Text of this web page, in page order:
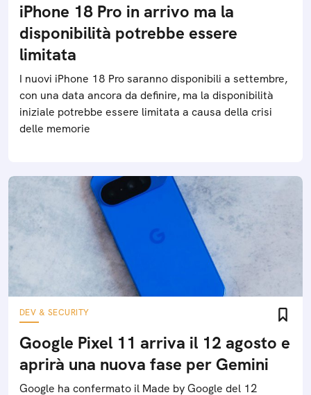
iPhone 18 Pro in arrivo ma la
disponibilità potrebbe essere
limitata
I nuovi iPhone 18 Pro saranno disponibili a settembre,
con una data ancora da definire, ma la disponibilità
iniziale potrebbe essere limitata a causa della crisi
delle memorie
DEV & SECURITY
Google Pixel 11 arriva il 12 agosto e
aprirà una nuova fase per Gemini
Google ha confermato il Made by Google del 12